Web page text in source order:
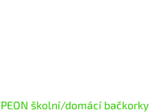
PEON školní/domácí bačkorky